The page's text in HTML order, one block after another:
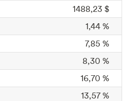
1488,23 $
1,44 %
7,85 %
8,30 %
16,70 %
13,57 %